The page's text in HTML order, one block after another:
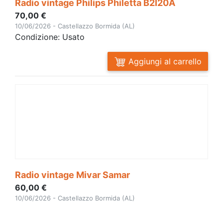
Radio vintage Philips Philetta B2I20A
70,00 €
10/06/2026 - Castellazzo Bormida (AL)
Condizione: Usato
Aggiungi al carrello
Radio vintage Mivar Samar
60,00 €
10/06/2026 - Castellazzo Bormida (AL)